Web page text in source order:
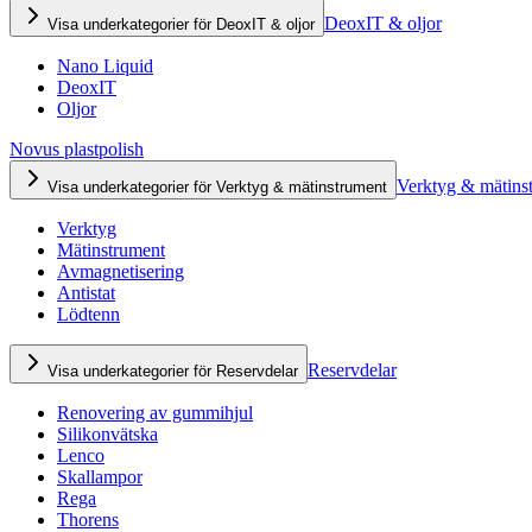
Visa underkategorier för DeoxIT & oljor DeoxIT & oljor
Nano Liquid
DeoxIT
Oljor
Novus plastpolish
Visa underkategorier för Verktyg & mätinstrument Verktyg &
Verktyg
Mätinstrument
Avmagnetisering
Antistat
Lödtenn
Visa underkategorier för Reservdelar Reservdelar
Renovering av gummihjul
Silikonvätska
Lenco
Skallampor
Rega
Thorens